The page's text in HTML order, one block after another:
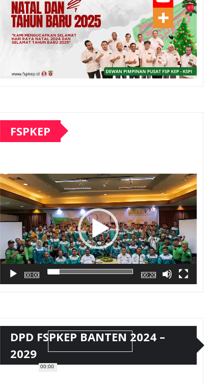
FSPKEP
Video
00:00
00:00
00:20
DPD FSPKEP BANTEN 2024 –
2029